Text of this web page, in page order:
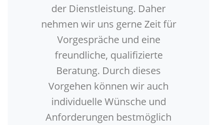
der Dienstleistung. Daher
nehmen wir uns gerne Zeit für
Vorgespräche und eine
freundliche, qualifizierte
Beratung. Durch dieses
Vorgehen können wir auch
individuelle Wünsche und
Anforderungen bestmöglich